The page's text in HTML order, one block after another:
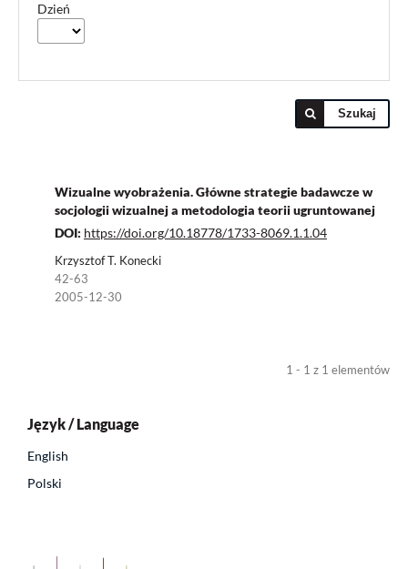
Dzień
Szukaj
Wizualne wyobrażenia. Główne strategie badawcze w
socjologii wizualnej a metodologia teorii ugruntowanej
DOI: https://doi.org/10.18778/1733-8069.1.1.04
Krzysztof T. Konecki
42-63
2005-12-30
1 - 1 z 1 elementów
Język / Language
English
Polski